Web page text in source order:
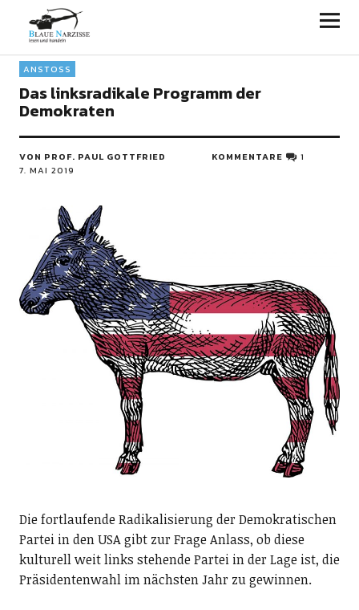
Blaue Narzisse
ANSTOSS
Das linksradikale Programm der
Demokraten
VON PROF. PAUL GOTTFRIED
7. MAI 2019
KOMMENTARE 1
Die fortlaufende Radikalisierung der Demokratischen
Partei in den USA gibt zur Frage Anlass, ob diese
kulturell weit links stehende Partei in der Lage ist, die
Präsidentenwahl im nächsten Jahr zu gewinnen.